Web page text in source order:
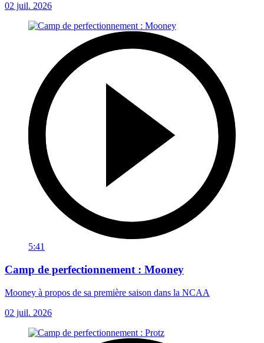
02 juil. 2026
5:41
Camp de perfectionnement : Mooney
Mooney à propos de sa première saison dans la NCAA
02 juil. 2026